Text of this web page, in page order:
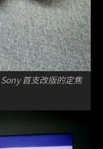
首支改版的定焦